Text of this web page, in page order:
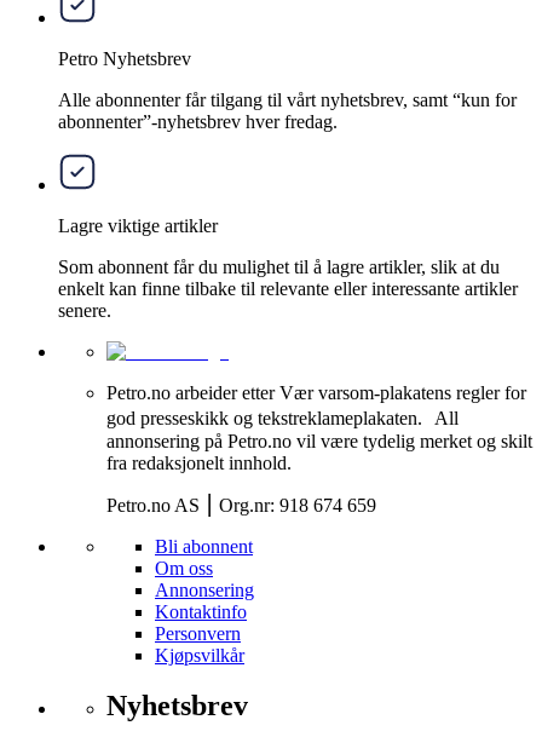
Petro Nyhetsbrev
Alle abonnenter får tilgang til vårt nyhetsbrev, samt “kun for
abonnenter”-nyhetsbrev hver fredag.
Lagre viktige artikler
Som abonnent får du mulighet til å lagre artikler, slik at du
enkelt kan finne tilbake til relevante eller interessante artikler
senere.
Petro.no arbeider etter Vær varsom-plakatens regler for
god presseskikk og tekstreklameplakaten. All
annonsering på Petro.no vil være tydelig merket og skilt
fra redaksjonelt innhold.
Petro.no AS ⎮ Org.nr: 918 674 659
Bli abonnent
Om oss
Annonsering
Kontaktinfo
Personvern
Kjøpsvilkår
Nyhetsbrev